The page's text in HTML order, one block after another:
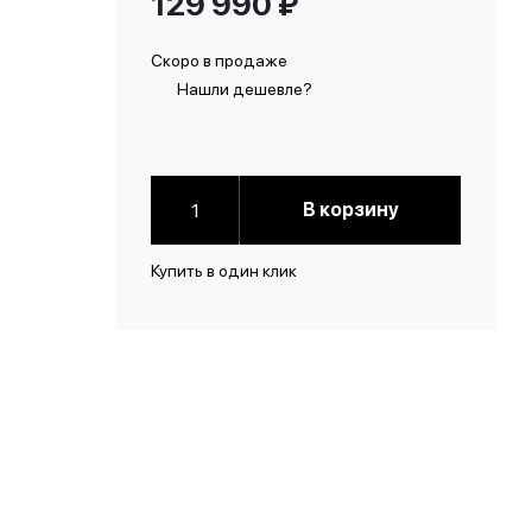
Скоро в продаже
Нашли дешевле?
В корзину
Купить в один клик